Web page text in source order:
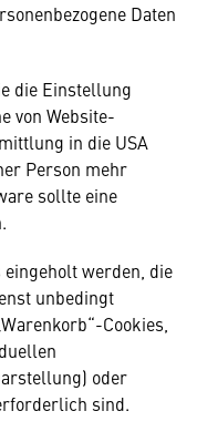
Daten
die Einstellung
von Website-
in die USA
Person mehr
sollte eine
werden, die
unbedingt
Cookies,
oder
sind.